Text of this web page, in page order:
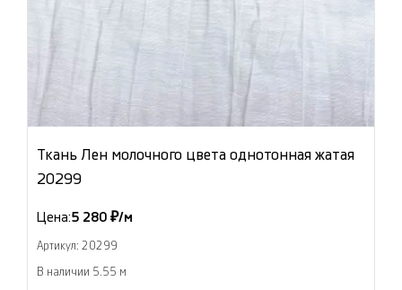
Ткань Лен молочного цвета однотонная жатая
20299
Цена:5 280 ₽/м
Артикул: 20299
В наличии 5.55 м